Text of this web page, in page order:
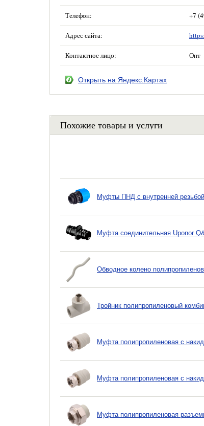
Телефон: +7
Адрес сайта:
Контактное лицо: Опт
Открыть на Яндекс.Картах
Похожие товары и услуги
Муфты ПНД с внутренней
Муфта соединительная Uponor
Обводное колено
Тройник полипропиленовый
Муфта полипропиленовая с
Муфта полипропиленовая с
Муфта полипропиленовая